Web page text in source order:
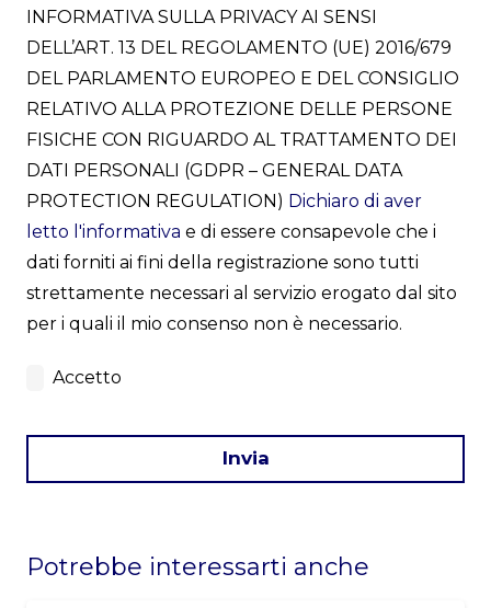
INFORMATIVA SULLA PRIVACY AI SENSI
DELL’ART. 13 DEL REGOLAMENTO (UE) 2016/679
DEL PARLAMENTO EUROPEO E DEL CONSIGLIO
RELATIVO ALLA PROTEZIONE DELLE PERSONE
FISICHE CON RIGUARDO AL TRATTAMENTO DEI
DATI PERSONALI (GDPR – GENERAL DATA
PROTECTION REGULATION) Dichiaro di aver
letto l'informativa e di essere consapevole che i
dati forniti ai fini della registrazione sono tutti
strettamente necessari al servizio erogato dal sito
per i quali il mio consenso non è necessario.
Accetto
Invia
should
Potrebbe interessarti anche